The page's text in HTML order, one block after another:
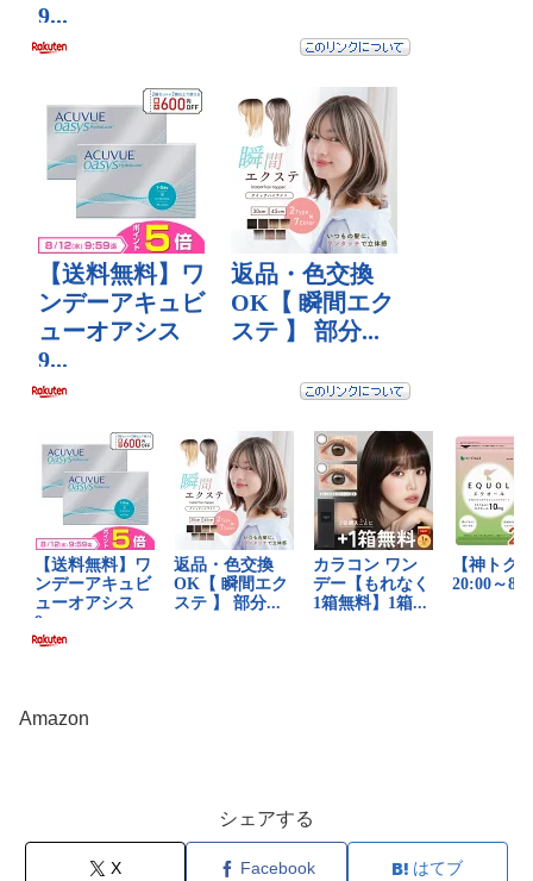
Amazon
シェアする
X Facebook はてブ